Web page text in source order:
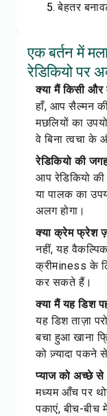
बेहतर
एक बर्तन में
रेडिकियो पर
क्या मैं किसी
हाँ, आप सैल्मन
मछलियों का
वे बिना त्वचा के
रेडिकियो की
आप रेडिकियो
या पालक का
अलग होगा।
क्या क्रेम फ्रेश
नहीं, यह
क्रीमiness के
कर सकते हैं।
क्या मैं यह डिश
यह डिश ताज़ा
बचा हुआ खाना
को ज़्यादा पकने
प्याज को अच्छे से
मध्यम आँच पर
पकाएं, बीच-